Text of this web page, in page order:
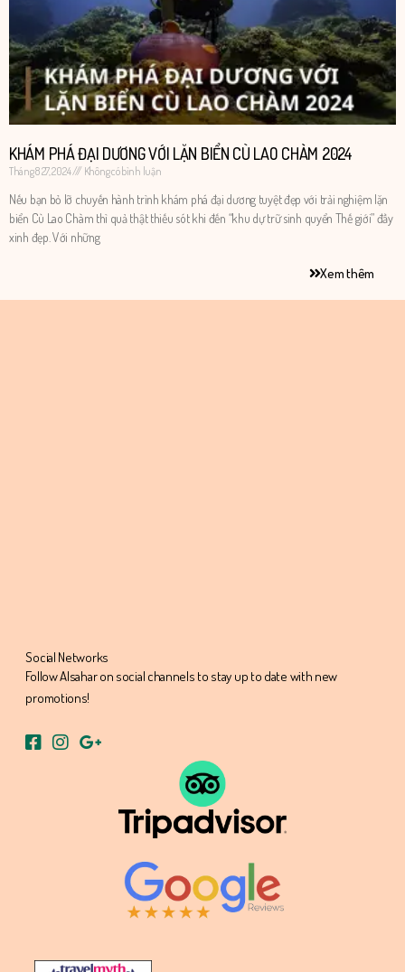
KHÁM PHÁ ĐẠI DƯƠNG VỚI LẶN BIỂN CÙ LAO CHÀM 2024
Tháng 8 27, 2024 Không có bình luận
Nếu bạn bỏ lỡ chuyến hành trình khám phá đại dương tuyệt đẹp với trải nghiệm lặn
biển Cù Lao Chàm thì quả thật thiếu sót khi đến “khu dự trữ sinh quyển Thế giới” đầy
xinh đẹp. Với những
Xem thêm
Social Networks
Follow Alsahar on social channels to stay up to date with new
promotions!